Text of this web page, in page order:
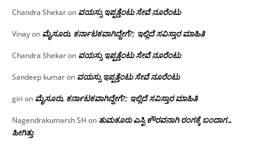
Chandra Shekaron ವಯಸ್ಸು ಇಪ್ಪತ್ತೆಂಟು ಸೇವೆ ನೂರೆಂಟು
Vinayon ಮೈಸೂರು, ಕರ್ನಾಟಕವಾಗಿದ್ದೇಗೆ?; ಇಲ್ಲಿದೆ ಸವಿಸ್ತಾರ ಮಾಹಿತಿ
Chandra Shekaron ವಯಸ್ಸು ಇಪ್ಪತ್ತೆಂಟು ಸೇವೆ ನೂರೆಂಟು
Sandeep kumaron ವಯಸ್ಸು ಇಪ್ಪತ್ತೆಂಟು ಸೇವೆ ನೂರೆಂಟು
giri on ಮೈಸೂರು, ಕರ್ನಾಟಕವಾಗಿದ್ದೇಗೆ?; ಇಲ್ಲಿದೆ ಸವಿಸ್ತಾರ ಮಾಹಿತಿ
Nagendrakumarsh SH on ತುಮಕೂರು ಎಸ್ಪಿ ಕೌರವನಾಗಿ ರಂಗಕ್ಕೆ ಬಂದಾಗ…
ಹೀಗಿತ್ತು